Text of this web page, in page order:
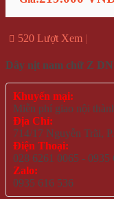
520 Lượt Xem
Dây nịt nam chữ Z
Khuyến mại:
Miễn phí giao nội
Địa Chỉ:
714/17 Nguyễn Trãi,
Điện Thoại:
028 6261 0065 - 0935
Zalo:
0935 616 536